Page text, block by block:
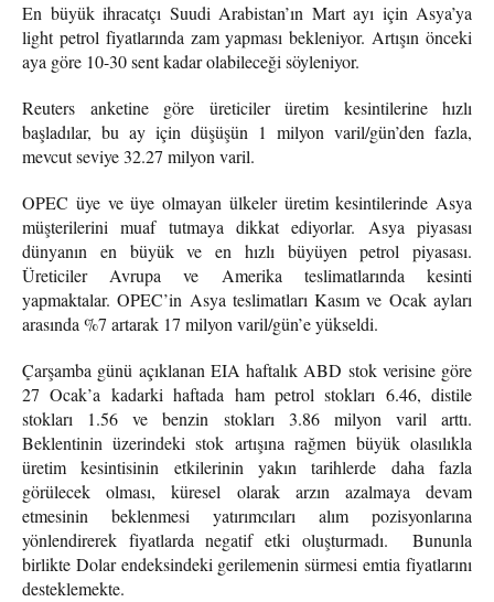
En büyük ihracatçı Suudi Arabistan’ın Mart ayı için Asya’ya
light petrol fiyatlarında zam yapması bekleniyor. Artışın önceki
aya göre 10-30 sent kadar olabileceği söyleniyor.
Reuters anketine göre üreticiler üretim kesintilerine hızlı
başladılar, bu ay için düşüşün 1 milyon varil/gün’den fazla,
mevcut seviye 32.27 milyon varil.
OPEC üye ve üye olmayan ülkeler üretim kesintilerinde Asya
müşterilerini muaf tutmaya dikkat ediyorlar. Asya piyasası
dünyanın en büyük ve en hızlı büyüyen petrol piyasası.
Üreticiler Avrupa ve Amerika teslimatlarında kesinti
yapmaktalar. OPEC’in Asya teslimatları Kasım ve Ocak ayları
arasında %7 artarak 17 milyon varil/gün’e yükseldi.
Çarşamba günü açıklanan EIA haftalık ABD stok verisine göre
27 Ocak’a kadarki haftada ham petrol stokları 6.46, distile
stokları 1.56 ve benzin stokları 3.86 milyon varil arttı.
Beklentinin üzerindeki stok artışına rağmen büyük olasılıkla
üretim kesintisinin etkilerinin yakın tarihlerde daha fazla
görülecek olması, küresel olarak arzın azalmaya devam
etmesinin beklenmesi yatırımcıları alım pozisyonlarına
yönlendirerek fiyatlarda negatif etki oluşturmadı. Bununla
birlikte Dolar endeksindeki gerilemenin sürmesi emtia fiyatlarını
desteklemekte.